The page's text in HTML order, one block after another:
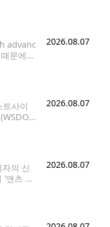
advanc
문에
2026.08.07
사이
2026.08.07
의 신
앤츠 커
2026.08.07